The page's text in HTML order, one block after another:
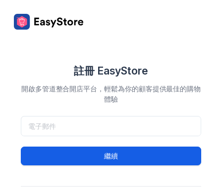
註冊 EasyStore
開啟多管道整合開店平台，輕鬆為你的顧客提供最佳的購物
體驗
繼續